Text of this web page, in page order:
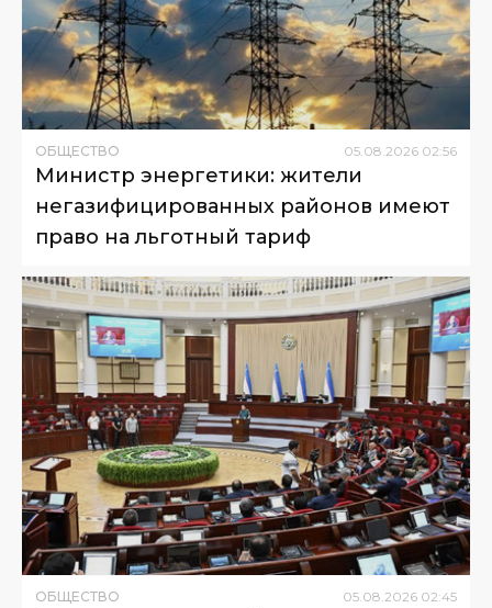
ОБЩЕСТВО 05 08 2026 02:56
Министр энергетики: жители
негазифицированных районов имеют
право на льготный тариф
ОБЩЕСТВО 05.08.2026 02:45